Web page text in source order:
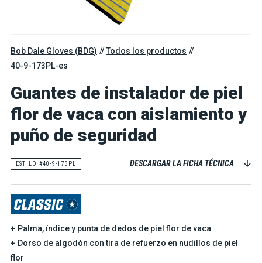
Bob Dale Gloves (BDG)
Todos los productos
40-9-173PL-es
Guantes de instalador de piel
flor de vaca con aislamiento y
puño de seguridad
ESTILO #40-9-173PL DESCARGAR LA FICHA TÉCNICA
Palma, índice y punta de dedos de piel flor de vaca
Dorso de algodón con tira de refuerzo en nudillos de piel
flor